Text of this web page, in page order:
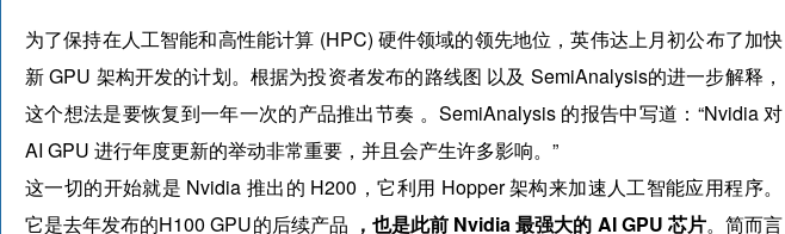
为了保持在人工智能和高性能计算 (HPC) 硬件领域的领先地位，英伟达上月初公布了加快
新 GPU 架构开发的计划。根据为投资者发布的路线图 以及 SemiAnalysis的进一步解释，
这个想法是要恢复到一年一次的产品推出节奏 。SemiAnalysis 的报告中写道：“Nvidia 对
AI GPU 进行年度更新的举动非常重要，并且会产生许多影响。”
这一切的开始就是 Nvidia 推出的 H200，它利用 Hopper 架构来加速人工智能应用程序。
它是去年发布的H100 GPU的后续产品 ， 也是此前 Nvidia 最强大的 AI GPU 芯片。简而言